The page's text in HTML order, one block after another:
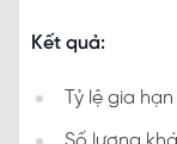
Kết quả:
Tỷ lệ gia